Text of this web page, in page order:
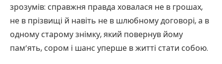
зрозумів: справжня правда ховалася не в грошах,
не в прізвищі й навіть не в шлюбному договорі, а в
одному старому знімку, який повернув йому
пам’ять, сором і шанс уперше в житті стати собою.